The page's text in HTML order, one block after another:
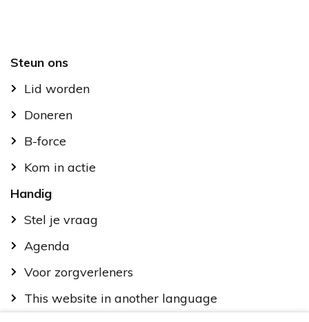
Footer
Steun ons
Lid worden
Doneren
B-force
Kom in actie
Handig
Stel je vraag
Agenda
Voor zorgverleners
This website in another language